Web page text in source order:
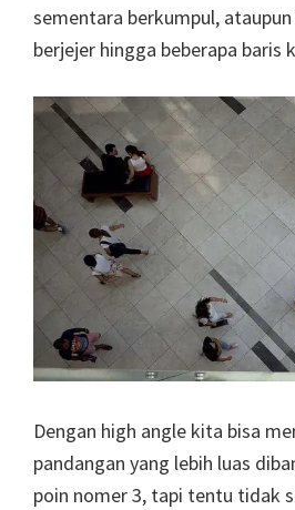
sementara berkumpul,
berjejer hingga beberapa baris
Dengan high angle kita bisa
pandangan yang lebih luas
poin nomer 3, tapi tentu tidak